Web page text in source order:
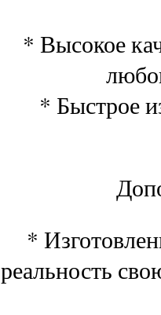
* Высокое
* Быстрое
*
реальность